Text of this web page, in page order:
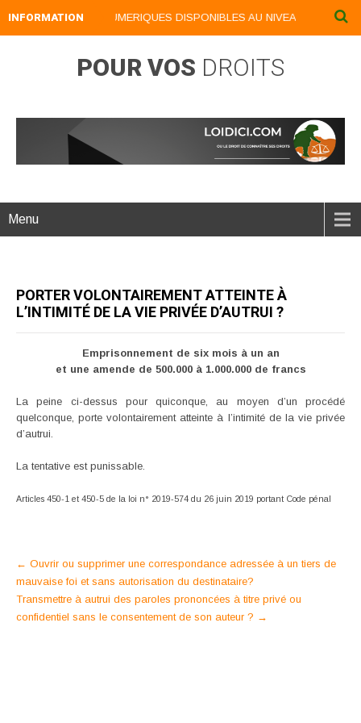
INFORMATION
NOS LIVRES NUMERIQUES DISPONIBLES AU NIVEAU DU
POUR VOS DROITS
Menu
PORTER VOLONTAIREMENT ATTEINTE À
L’INTIMITÉ DE LA VIE PRIVÉE D’AUTRUI ?
Emprisonnement de six mois à un an
et une amende de 500.000 à 1.000.000 de francs
La peine ci-dessus pour quiconque, au moyen d’un procédé
quelconque, porte volontairement atteinte à l’intimité de la vie privée
d’autrui.
La tentative est punissable.
Articles 450-1 et 450-5 de la loi n° 2019-574 du 26 juin 2019 portant Code pénal
Post
navigation
← Ouvrir ou supprimer une correspondance adressée à un tiers de
mauvaise foi et sans autorisation du destinataire?
Transmettre à autrui des paroles prononcées à titre privé ou
confidentiel sans le consentement de son auteur ? →